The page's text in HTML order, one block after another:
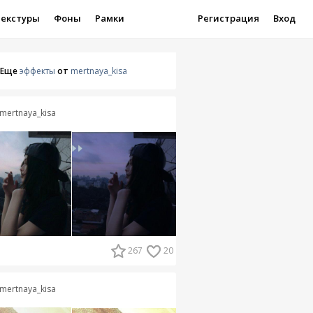
Фоны Рамки Регистрация Вход
Ещеэффекты от mertnaya_kisa
267 20